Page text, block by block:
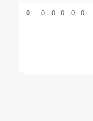
0
0
0
0
0
0